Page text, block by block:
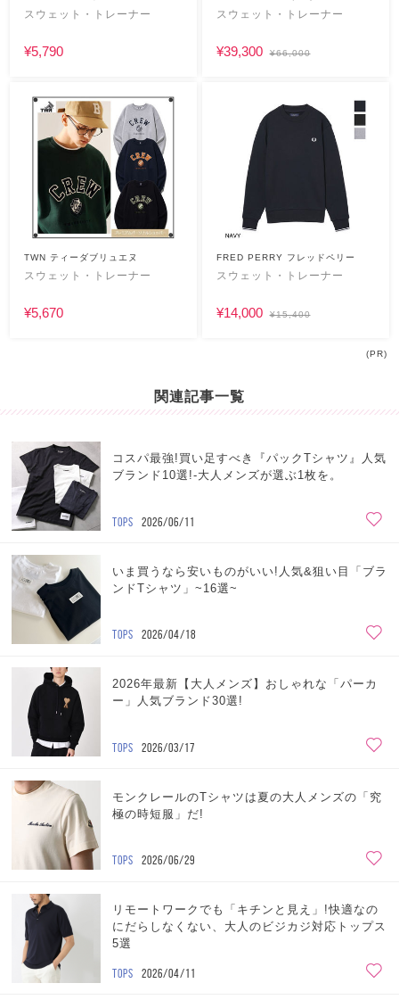
スウェット・トレーナー
¥5,790
スウェット・トレーナー
¥39,300 ¥66,000
TWN ティーダブリュエヌ
スウェット・トレーナー
¥5,670
FRED PERRY フレッドペリー
スウェット・トレーナー
¥14,000 ¥15,400
(PR)
関連記事一覧
コスパ最強!買い足すべき『パックTシャツ』人気
ブランド10選!-大人メンズが選ぶ1枚を。
TOPS 2026/06/11
いま買うなら安いものがいい!人気&狙い目「ブラ
ンドTシャツ」~16選~
TOPS 2026/04/18
2026年最新【大人メンズ】おしゃれな「パーカ
ー」人気ブランド30選!
TOPS 2026/03/17
モンクレールのTシャツは夏の大人メンズの「究
極の時短服」だ!
TOPS 2026/06/29
リモートワークでも「キチンと見え」!快適なの
にだらしなくない、大人のビジカジ対応トップス
5選
TOPS 2026/04/11